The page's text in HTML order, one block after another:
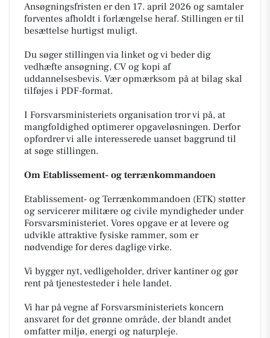
Ansøgningsfristen er den 17. april 2026 og samtaler
forventes afholdt i forlængelse heraf. Stillingen er til
besættelse hurtigst muligt.
Du søger stillingen via linket og vi beder dig
vedhæfte ansøgning, CV og kopi af
uddannelsesbevis. Vær opmærksom på at bilag skal
tilføjes i PDF-format.
I Forsvarsministeriets organisation tror vi på, at
mangfoldighed optimerer opgaveløsningen. Derfor
opfordrer vi alle interesserede uanset baggrund til
at søge stillingen.
Om Etablissement- og terrænkommandoen
Etablissement- og Terrænkommandoen (ETK) støtter
og servicerer militære og civile myndigheder under
Forsvarsministeriet. Vores opgave er at levere og
udvikle attraktive fysiske rammer, som er
nødvendige for deres daglige virke.
Vi bygger nyt, vedligeholder, driver kantiner og gør
rent på tjenestesteder i hele landet.
Vi har på vegne af Forsvarsministeriets koncern
ansvaret for det grønne område, der blandt andet
omfatter miljø, energi og naturpleje.